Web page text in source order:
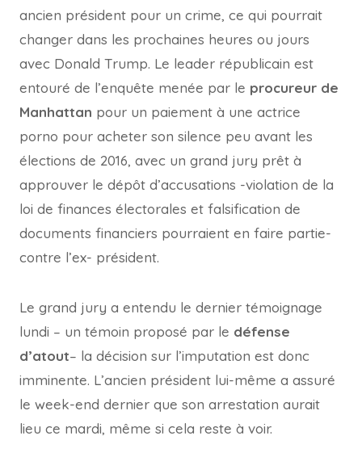
ancien président pour un crime, ce qui pourrait
changer dans les prochaines heures ou jours
avec Donald Trump. Le leader républicain est
entouré de l’enquête menée par le procureur de
Manhattan pour un paiement à une actrice
porno pour acheter son silence peu avant les
élections de 2016, avec un grand jury prêt à
approuver le dépôt d’accusations -violation de la
loi de finances électorales et falsification de
documents financiers pourraient en faire partie-
contre l’ex- président.
Le grand jury a entendu le dernier témoignage
lundi – un témoin proposé par le défense
d’atout– la décision sur l’imputation est donc
imminente. L’ancien président lui-même a assuré
le week-end dernier que son arrestation aurait
lieu ce mardi, même si cela reste à voir.